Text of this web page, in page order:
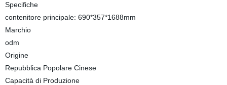
Specifiche
contenitore principale: 690*357*1688mm
Marchio
odm
Origine
Repubblica Popolare Cinese
Capacità di Produzione